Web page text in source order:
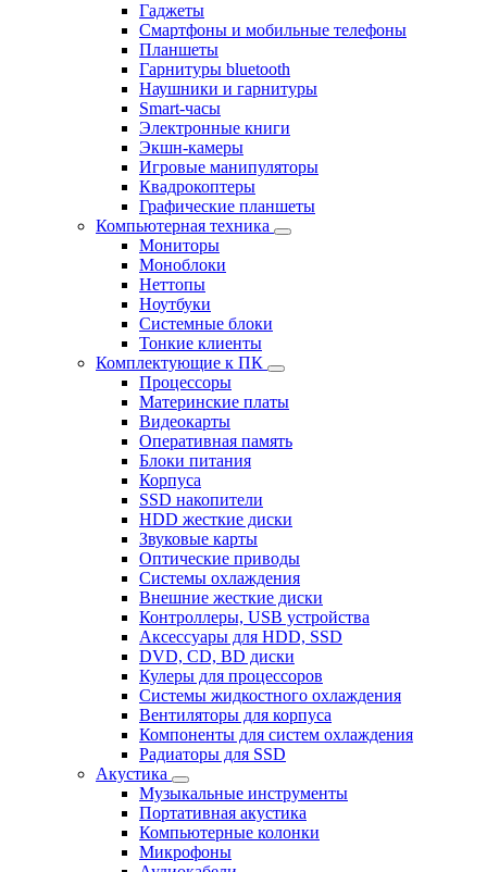
Гаджеты
Смартфоны и мобильные телефоны
Планшеты
Гарнитуры bluetooth
Наушники и гарнитуры
Smart-часы
Электронные книги
Экшн-камеры
Игровые манипуляторы
Квадрокоптеры
Графические планшеты
Компьютерная техника
Мониторы
Моноблоки
Неттопы
Ноутбуки
Системные блоки
Тонкие клиенты
Комплектующие к ПК
Процессоры
Материнские платы
Видеокарты
Оперативная память
Блоки питания
Корпуса
SSD накопители
HDD жесткие диски
Звуковые карты
Оптические приводы
Системы охлаждения
Внешние жесткие диски
Контроллеры, USB устройства
Аксессуары для HDD, SSD
DVD, CD, BD диски
Кулеры для процессоров
Системы жидкостного охлаждения
Вентиляторы для корпуса
Компоненты для систем охлаждения
Радиаторы для SSD
Акустика
Музыкальные инструменты
Портативная акустика
Компьютерные колонки
Микрофоны